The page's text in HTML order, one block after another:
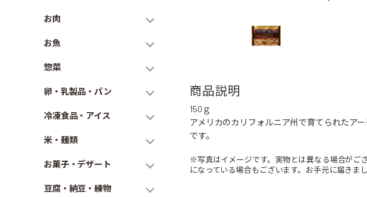
お肉
お魚
惣菜
卵・乳製品・パン
冷凍食品・アイス
米・麺類
お菓子・デザート
豆腐・納豆・練物
商品説明
150ｇ
アメリカのカリフォルニア州で育てられたア
です。
※写真はイメージです。実物とは異なる場合がご
になっている場合もございます。お手元に届きま